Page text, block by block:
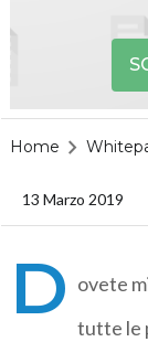
Home
13 Marzo 2019
D ovete
tutte le